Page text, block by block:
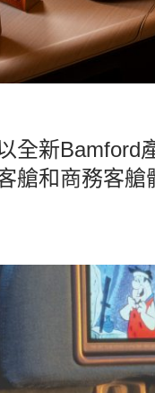
全新Bamford
艙和商務客艙